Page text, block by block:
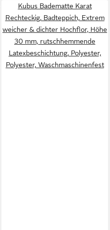
Kubus Badematte Karat
Rechteckig, Badteppich, Extrem
weicher & dichter Hochflor, Höhe
30 mm, rutschhemmende
Latexbeschichtung, Polyester,
Polyester, Waschmaschinenfest